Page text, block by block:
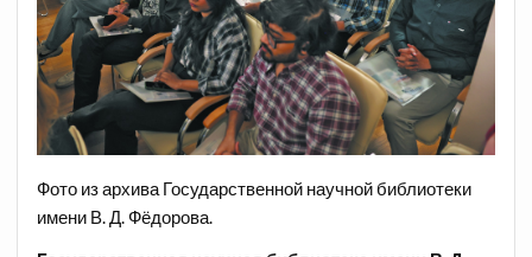
Фото из архива Государственной научной библиотеки
имени В. Д. Фёдорова.